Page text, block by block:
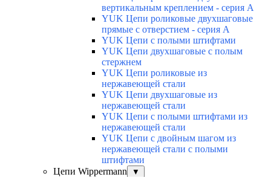
вертикальным креплением - серия А
YUK Цепи роликовые двухшаговые
прямые с отверстием - серия А
YUK Цепи с полыми штифтами
YUK Цепи двухшаговые с полым
стержнем
YUK Цепи роликовые из
нержавеющей стали
YUK Цепи двухшаговые из
нержавеющей стали
YUK Цепи с полыми штифтами из
нержавеющей стали
YUK Цепи с двойным шагом из
нержавеющей стали с полыми
штифтами
Цепи Wippermann
▼